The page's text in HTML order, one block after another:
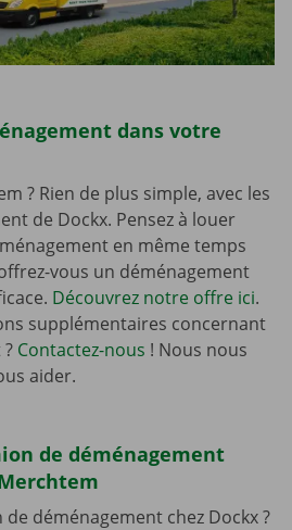
dans votre
? Rien de plus simple, avec les
de Dockx. Pensez à louer
en même temps
vous un déménagement
Découvrez notre offre ici.
supplémentaires concernant
Contactez-nous ! Nous nous
aider.
de déménagement
déménagement chez Dockx ?